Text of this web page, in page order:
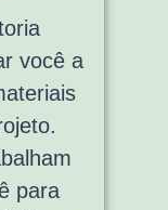
você a
para